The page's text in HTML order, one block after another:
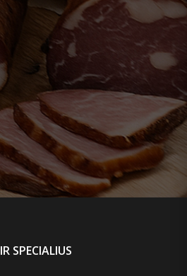
SPECIALIUS